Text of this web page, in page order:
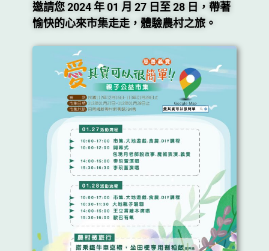
邀請您 2024 年 01 月 27 日至 28 日，帶著
愉快的心來市集走走，體驗農村之旅。